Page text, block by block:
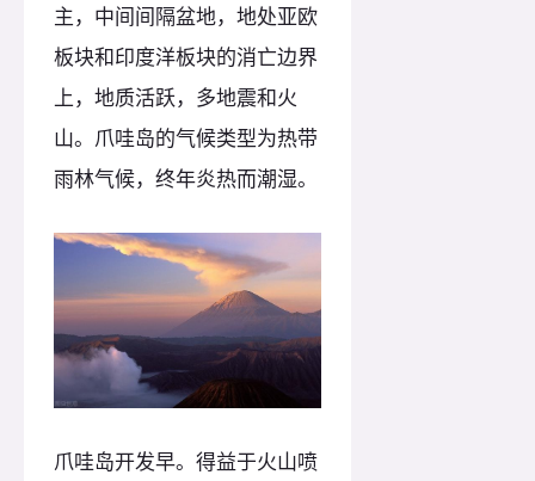
主，中间间隔盆地，地处亚欧
板块和印度洋板块的消亡边界
上，地质活跃，多地震和火
山。爪哇岛的气候类型为热带
雨林气候，终年炎热而潮湿。
爪哇岛开发早。得益于火山喷